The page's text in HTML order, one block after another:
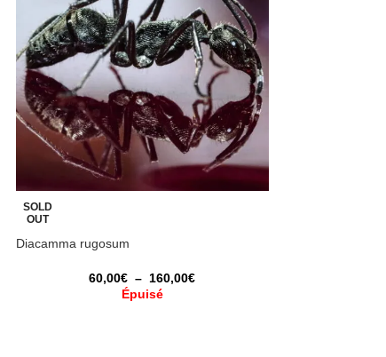
SOLD
OUT
Diacamma rugosum
60,00€ – 160,00€
Épuisé